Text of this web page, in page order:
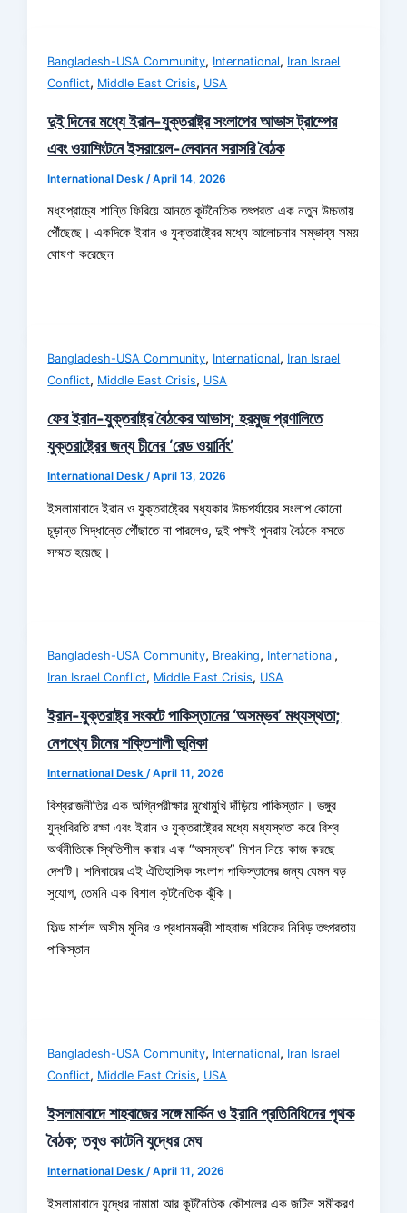
Bangladesh-USA Community, International, Iran Israel
Conflict, Middle East Crisis, USA
দুই দিনের মধ্যে ইরান-যুক্তরাষ্ট্র সংলাপের আভাস ট্রাম্পের
এবং ওয়াশিংটনে ইসরায়েল-লেবানন সরাসরি বৈঠক
International Desk /April 14, 2026
মধ্যপ্রাচ্যে শান্তি ফিরিয়ে আনতে কূটনৈতিক তৎপরতা এক নতুন উচ্চতায়
পৌঁছেছে। একদিকে ইরান ও যুক্তরাষ্ট্রের মধ্যে আলোচনার সম্ভাব্য সময়
ঘোষণা করেছেন
Bangladesh-USA Community, International, Iran Israel
Conflict, Middle East Crisis, USA
ফের ইরান-যুক্তরাষ্ট্র বৈঠকের আভাস; হরমুজ প্রণালিতে
যুক্তরাষ্ট্রের জন্য চীনের ‘রেড ওয়ার্নিং’
International Desk/April 13, 2026
ইসলামাবাদে ইরান ও যুক্তরাষ্ট্রের মধ্যকার উচ্চপর্যায়ের সংলাপ কোনো
চূড়ান্ত সিদ্ধান্তে পৌঁছাতে না পারলেও, দুই পক্ষই পুনরায় বৈঠকে বসতে
সম্মত হয়েছে।
Bangladesh-USA Community, Breaking, International,
Iran Israel Conflict, Middle East Crisis, USA
ইরান-যুক্তরাষ্ট্র সংকটে পাকিস্তানের ‘অসম্ভব’ মধ্যস্থতা;
নেপথ্যে চীনের শক্তিশালী ভূমিকা
International Desk/April 11, 2026
বিশ্বরাজনীতির এক অগ্নিপরীক্ষার মুখোমুখি দাঁড়িয়ে পাকিস্তান। ভঙ্গুর
যুদ্ধবিরতি রক্ষা এবং ইরান ও যুক্তরাষ্ট্রের মধ্যে মধ্যস্থতা করে বিশ্ব
অর্থনীতিকে স্থিতিশীল করার এক “অসম্ভব” মিশন নিয়ে কাজ করছে
দেশটি। শনিবারের এই ঐতিহাসিক সংলাপ পাকিস্তানের জন্য যেমন বড়
সুযোগ, তেমনি এক বিশাল কূটনৈতিক ঝুঁকি।
ফিল্ড মার্শাল অসীম মুনির ও প্রধানমন্ত্রী শাহবাজ শরিফের নিবিড় তৎপরতায়
পাকিস্তান
Bangladesh-USA Community, International, Iran Israel
Conflict, Middle East Crisis, USA
ইসলামাবাদে শাহবাজের সঙ্গে মার্কিন ও ইরানি প্রতিনিধিদের পৃথক
বৈঠক; তবুও কাটেনি যুদ্ধের মেঘ
International Desk/April 11, 2026
ইসলামাবাদে যুদ্ধের দামামা আর কূটনৈতিক কৌশলের এক জটিল সমীকরণ